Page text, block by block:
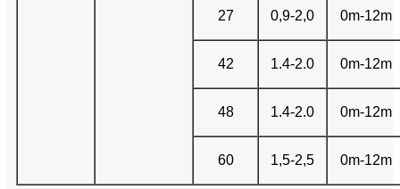
27 0,9-2,0 0m-12m
42 1.4-2.0 0m-12m
48 1.4-2.0 0m-12m
60 1,5-2,5 0m-12m